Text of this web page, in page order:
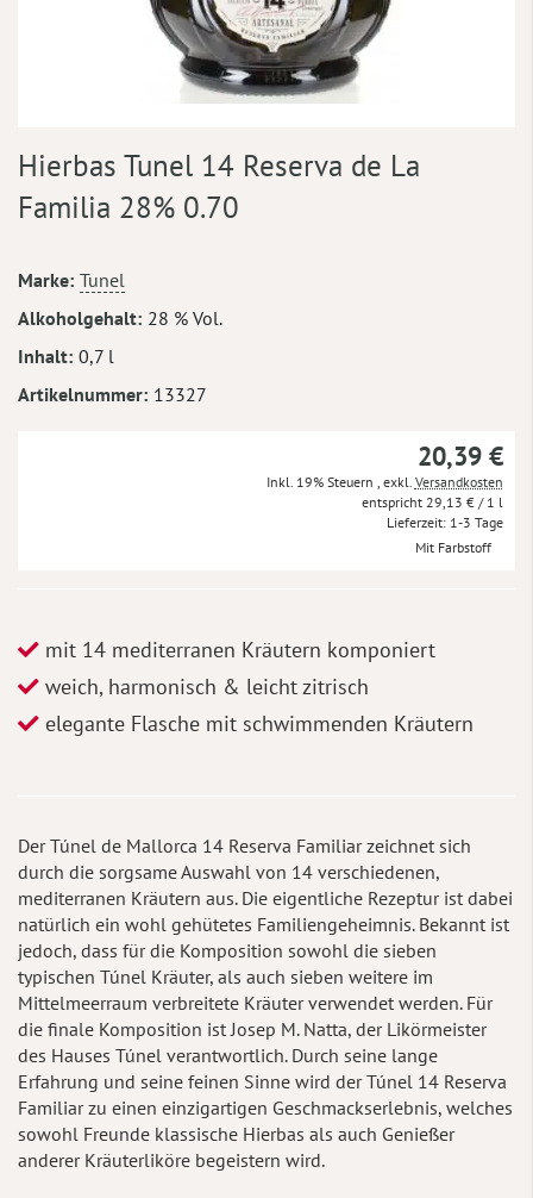
Anfang
der
Bildergalerie
Hierbas Tunel 14 Reserva de La
Familia 28% 0.70
Mehr
Informationen
Marke Tunel
Alkoholgehalt 28 % Vol.
Inhalt 0,7 l
Artikelnummer 13327
20,39 €
Inkl. 19% Steuern exkl. Versandkosten
29,13 € / 1 l
Lieferzeit 1-3 Tage
Mit Farbstoff
mit 14 mediterranen Kräutern komponiert
weich, harmonisch & leicht zitrisch
elegante Flasche mit schwimmenden Kräutern
Der Túnel de Mallorca 14 Reserva Familiar zeichnet sich
durch die sorgsame Auswahl von 14 verschiedenen,
mediterranen Kräutern aus. Die eigentliche Rezeptur ist dabei
natürlich ein wohl gehütetes Familiengeheimnis. Bekannt ist
jedoch, dass für die Komposition sowohl die sieben
typischen Túnel Kräuter, als auch sieben weitere im
Mittelmeerraum verbreitete Kräuter verwendet werden. Für
die finale Komposition ist Josep M. Natta, der Likörmeister
des Hauses Túnel verantwortlich. Durch seine lange
Erfahrung und seine feinen Sinne wird der Túnel 14 Reserva
Familiar zu einen einzigartigen Geschmackserlebnis, welches
sowohl Freunde klassische Hierbas als auch Genießer
anderer Kräuterliköre begeistern wird.